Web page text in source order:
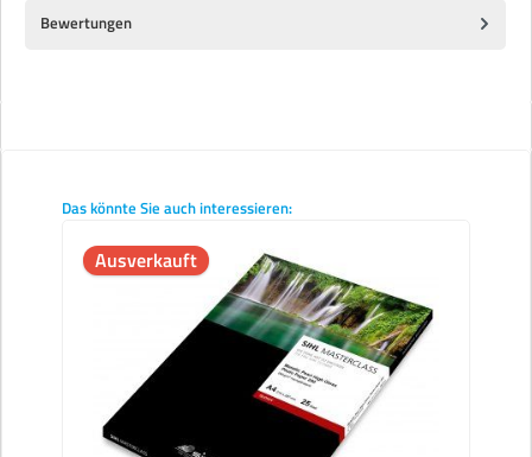
Bewertungen
Produktgalerie überspringen
Das könnte Sie auch interessieren:
Ausverkauft